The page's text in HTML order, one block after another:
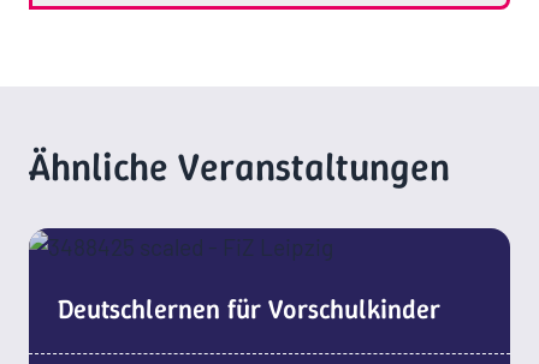
Ähnliche Veranstaltungen
Deutschlernen für Vorschulkinder